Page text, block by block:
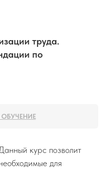
труда.
по
курс позволит
для